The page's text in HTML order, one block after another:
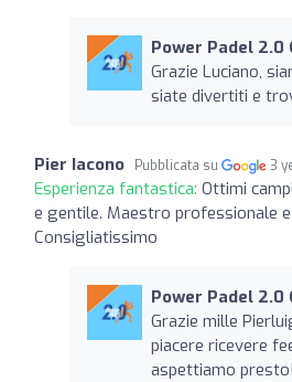
Power Padel 2.0
Grazie Luciano,
siate divertiti e
Pier Iacono Pubblicata su 3
Esperienza fantastica: Ottimi
e gentile. Maestro professionale e
Consigliatissimo
Power Padel 2.0
Grazie mille
piacere ricevere
aspettiamo